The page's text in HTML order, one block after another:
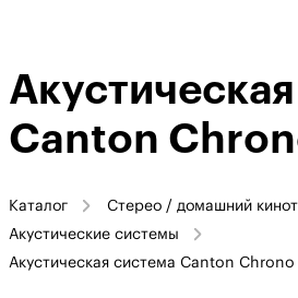
Canton
Каталог
Стерео / домашний
Акустические системы
Акустическая система Canton Chrono